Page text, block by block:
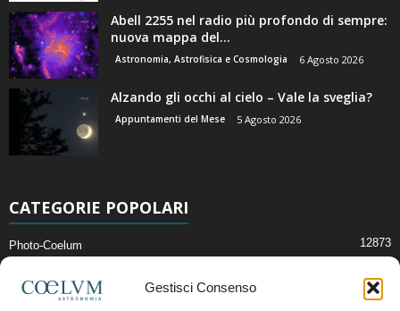
Gestisci Consenso
Abell 2255 nel radio più profondo di sempre:
nuova mappa del...
Astronomia, Astrofisica e Cosmologia 6 Agosto 2026
Alzando gli occhi al cielo – Vale la sveglia?
Appuntamenti del Mese 5 Agosto 2026
CATEGORIE POPOLARI
Photo-Coelum 12873
News di Astronomia 2409